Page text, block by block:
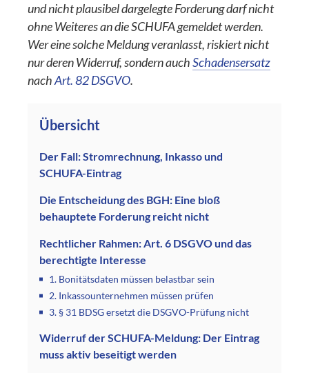
und nicht plausibel dargelegte Forderung darf nicht
ohne Weiteres an die SCHUFA gemeldet werden.
Wer eine solche Meldung veranlasst, riskiert nicht
nur deren Widerruf, sondern auchSchadensersatz
nachArt. 82 DSGVO.
Übersicht
Der Fall: Stromrechnung, Inkasso und
SCHUFA-Eintrag
Die Entscheidung des BGH: Eine bloß
behauptete Forderung reicht nicht
Rechtlicher Rahmen: Art. 6 DSGVO und das
berechtigte Interesse
1. Bonitätsdaten müssen belastbar sein
2. Inkassounternehmen müssen prüfen
3. § 31 BDSG ersetzt die DSGVO-Prüfung nicht
Widerruf der SCHUFA-Meldung: Der Eintrag
muss aktiv beseitigt werden